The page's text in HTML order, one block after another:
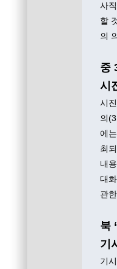
사
할
의
중
시
시
의
에
최
내
대
관
북
기
기